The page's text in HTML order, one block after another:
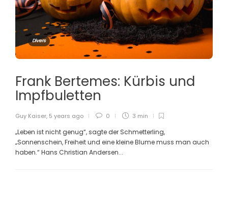
Divers
Frank Bertemes: Kürbis und
Impfbuletten
Guy Kaiser, 5 years ago 0 3 min
„Leben ist nicht genug“, sagte der Schmetterling,
„Sonnenschein, Freiheit und eine kleine Blume muss man auch
haben.“ Hans Christian Andersen...